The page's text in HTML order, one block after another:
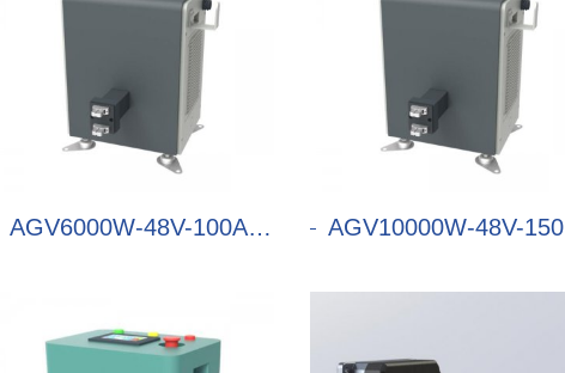
AGV6000W-48V-100A充电机 AGV10000W-48V-150A充电机